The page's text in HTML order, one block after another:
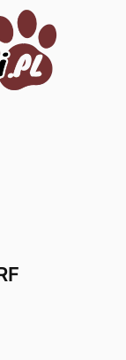
0. Zobacz
wyszukiwarkę